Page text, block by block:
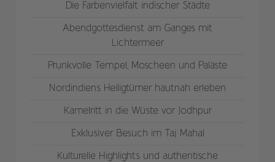
Die Farbenvielfalt indischer Städte
Abendgottesdienst am Ganges mit
Lichtermeer
Prunkvolle Tempel, Moscheen und Paläste
Nordindiens Heiligtümer hautnah erleben
Kamelritt in die Wüste vor Jodhpur
Exklusiver Besuch im Taj Mahal
Kulturelle Highlights und authentische